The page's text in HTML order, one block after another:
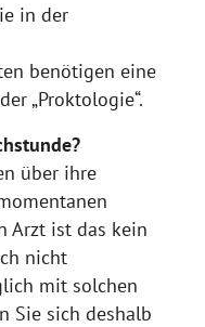
in der
benötigen eine
„Proktologie“.
über ihre
Arzt ist das kein
nicht
mit solchen
Sie sich deshalb